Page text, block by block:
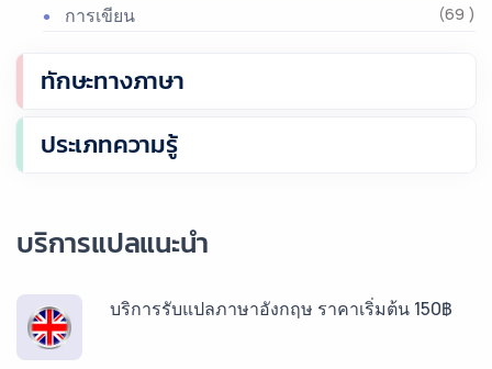
การเขียน (69 )
ทักษะทางภาษา
ประเภทความรู้
บริการแปลแนะนำ
บริการรับแปลภาษาอังกฤษ ราคาเริ่มต้น 150฿